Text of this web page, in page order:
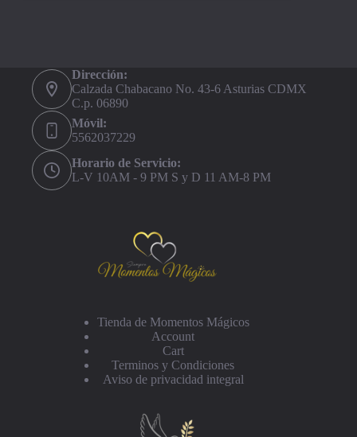
Dirección:
Calzada Chabacano No. 43-6 Asturias CDMX
C.p. 06890
Móvil:
5562037229
Horario de Servicio:
L-V 10AM - 9 PM S y D 11 AM-8 PM
Tienda de Momentos Mágicos
Account
Cart
Terminos y Condiciones
Aviso de privacidad integral